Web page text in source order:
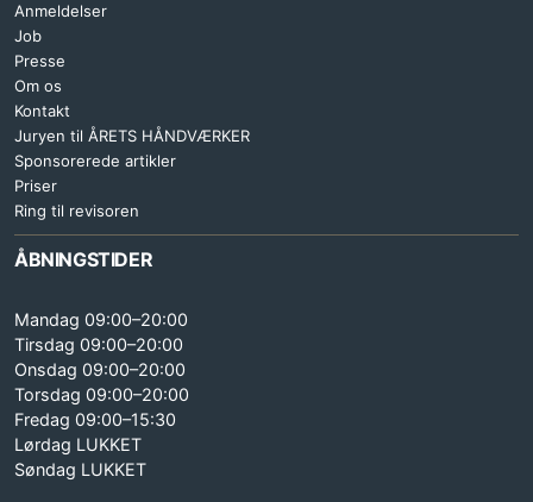
Anmeldelser
Job
Presse
Om os
Kontakt
Juryen til ÅRETS HÅNDVÆRKER
Sponsorerede artikler
Priser
Ring til revisoren
ÅBNINGSTIDER
Mandag 09:00–20:00
Tirsdag 09:00–20:00
Onsdag 09:00–20:00
Torsdag 09:00–20:00
Fredag 09:00–15:30
Lørdag LUKKET
Søndag LUKKET